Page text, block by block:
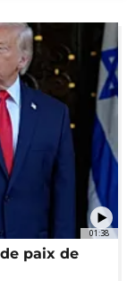
01:38
paix de